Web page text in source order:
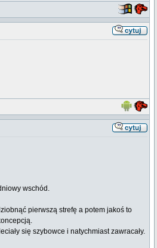
wschód.
pierwszą strefę a potem jakoś to
się szybowce i natychmiast zawracały.